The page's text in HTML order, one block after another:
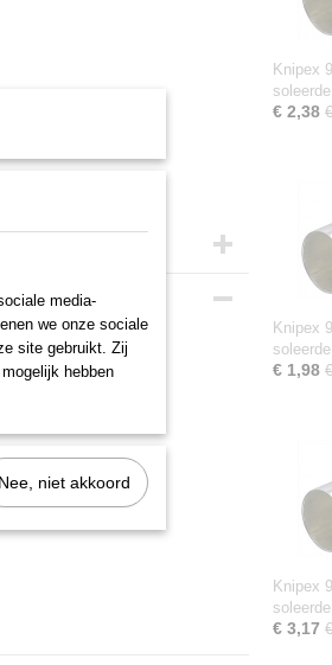
Knipex
€ 2,38
Knipex
€ 1,98
Knipex
€ 3,17
media-
we onze sociale
site gebruikt. Zij
hebben
Nee, niet akkoord